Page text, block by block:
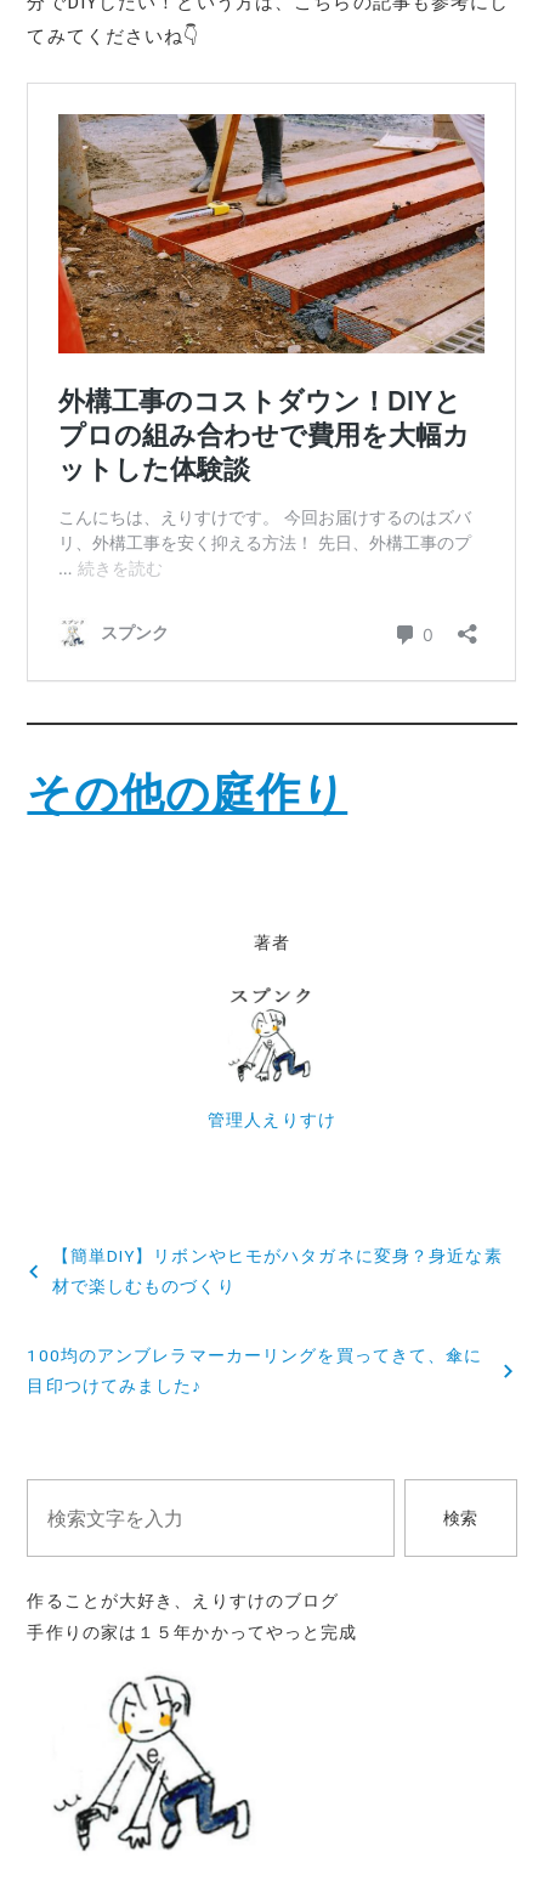
てみてくださいね👇
その他の庭作り
著者
管理人えりすけ
稿
ビ
シ
ョ
ン
【簡単DIY】リボンやヒモがハタガネに変身？身近な素
材で楽しむものづくり
100均のアンブレラマーカーリングを買ってきて、傘に
目印つけてみました♪
検索
作ることが大好き、えりすけのブログ
手作りの家は１５年かかってやっと完成